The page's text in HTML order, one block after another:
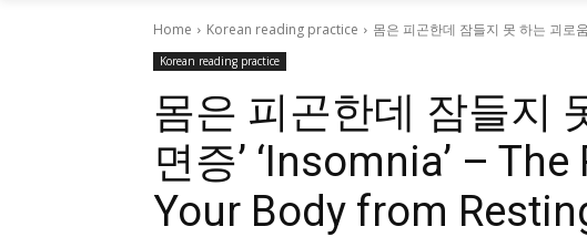
Home Korean reading practice 몸은 피곤한데 잠들지 못 하는 괴로
Korean reading practice
몸은 피곤한데 잠들지
면증’ ‘Insomnia’ –
Your Body from